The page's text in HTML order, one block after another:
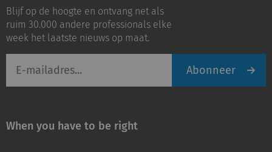
LinkedInYoutube
Blijf op de hoogte en ontvang net als
ruim 30.000 andere professionals elke
week het laatste nieuws op maat.
mailadres
Abonneer
When you have to be right